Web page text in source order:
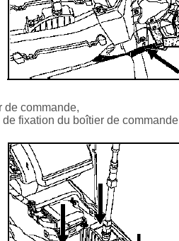
de commande,
de fixation du boîtier de commande